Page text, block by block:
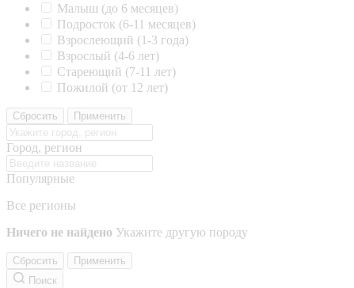
Малыш (до 6 месяцев)
Подросток (6-11 месяцев)
Взрослеющий (1-3 года)
Взрослый (4-6 лет)
Стареющий (7-11 лет)
Пожилой (от 12 лет)
Сбросить Применить
Город, регион
Популярные
Все регионы
Ничего не найдено Укажите другую породу
Сбросить
Применить
Поиск